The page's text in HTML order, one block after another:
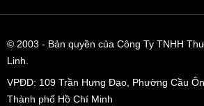
© 2003 - Bản quyền của Công Ty TNHH
Linh.
VPĐD: 109 Trần Hưng Đạo, Phường Cầu
Thành phố Hồ Chí Minh